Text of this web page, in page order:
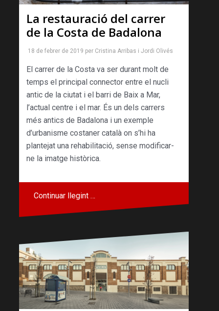
La restauració del carrer
de la Costa de Badalona
18 de febrer de 2019 per Cristina Arribas i Jordi Olivés
El carrer de la Costa va ser durant molt de
temps el principal connector entre el nucli
antic de la ciutat i el barri de Baix a Mar,
l’actual centre i el mar. És un dels carrers
més antics de Badalona i un exemple
d’urbanisme costaner català on s’hi ha
plantejat una rehabilitació, sense modificar-
ne la imatge històrica.
Continuar llegint …